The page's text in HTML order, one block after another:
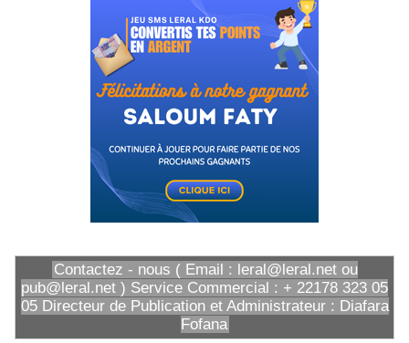
Contactez - nous ( Email : leral@leral.net ou
pub@leral.net ) Service Commercial : + 22178 323 05
05 Directeur de Publication et Administrateur : Diafara
Fofana